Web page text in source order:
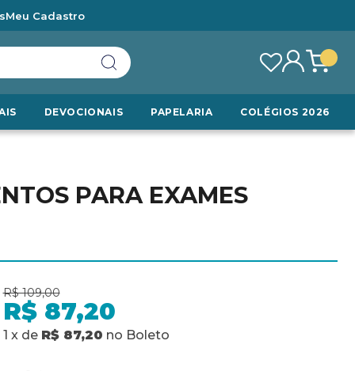
Meu Cadastro
DEVOCIONAIS PAPELARIA COLÉGIOS 2026
PARA EXAMES
R$ 109,00
R$ 87,20
1 x de R$ 87,20 no Boleto